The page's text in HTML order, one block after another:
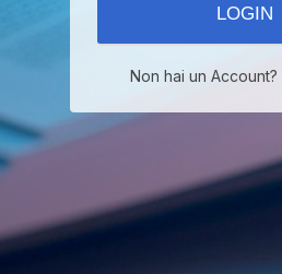
Non hai un Account?